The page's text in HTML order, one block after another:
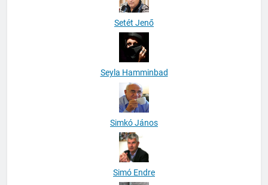
Setét Jenő
Seyla Hamminbad
Simkó János
Simó Endre